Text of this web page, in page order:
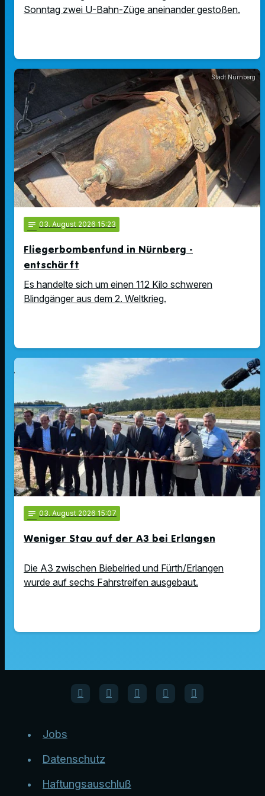
Sonntag zwei U-Bahn-Züge aneinander gestoßen.
Stadt Nürnberg
notes 03. August 2026 15:23
Fliegerbombenfund in Nürnberg -
entschärft
Es handelte sich um einen 112 Kilo schweren
Blindgänger aus dem 2. Weltkrieg.
notes 03. August 2026 15:07
Weniger Stau auf der A3 bei Erlangen
Die A3 zwischen Biebelried und Fürth/Erlangen
wurde auf sechs Fahrstreifen ausgebaut.
Jobs
Datenschutz
Haftungsauschluß